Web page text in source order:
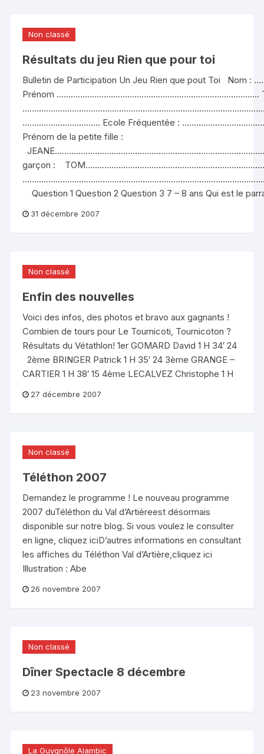
Non classé
Résultats du jeu Rien que pour toi
Bulletin de Participation Un Jeu Rien que pout Toi
Prénom …………………………………………………………………………..
…………………………… Ecole Fréquentée :
Prénom de la petite fille :
garçon :
Question 1 Question 2 Question 3 7 – 8 ans Qui est le
31 décembre 2007
Non classé
Enfin des nouvelles
Voici des infos, des photos et bravo aux gagnants !
Combien de tours pour Le Tournicoti, Tournicoton ?
Résultats du Vétathlon! 1er GOMARD David 1 H 34′ 24
2ème BRINGER Patrick 1 H 35′ 24 3ème GRANGE –
CARTIER 1 H 38′ 15 4ème LECALVEZ Christophe 1 H
27 décembre 2007
Non classé
Téléthon 2007
Demandez le programme ! Le nouveau programme
2007 duTéléthon du Val d’Artièreest désormais
disponible sur notre blog. Si vous voulez le consulter
en ligne, cliquez iciD’autres informations en consultant
les affiches du Téléthon Val d’Artière,cliquez ici
Illustration : Abe
26 novembre 2007
Non classé
Dîner Spectacle 8 décembre
23 novembre 2007
La Guygnôle Alambic